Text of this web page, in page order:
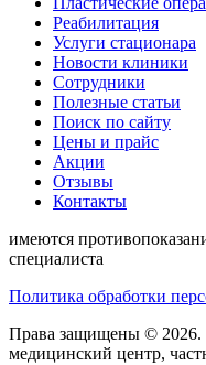
Реабилитация
Услуги стационара
Новости клиники
Сотрудники
Полезные статьи
Поиск по сайту
Цены и прайс
Акции
Отзывы
Контакты
имеются
специалиста
Политика обработки
Права защищены © 2026.
медицинский центр,